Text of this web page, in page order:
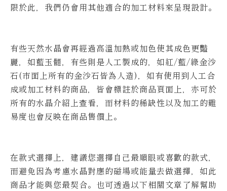
限於此，我們仍會用其他適合的加工材料來呈現設計。
有些天然水晶會再經過高溫加熱或加色使其成色更豔
麗，如藍玉髓，有些則是人工製成的，如紅/藍/綠金沙
石(市面上所有的金沙石皆為人造)，如有使用到人工合
成或加工材料的商品，皆會標註於商品頁面上，亦可於
所有的水晶介紹上查看，而材料的稀缺性以及加工的難
易度也會反映在商品售價上。
在款式選擇上，建議您選擇自己最順眼或喜歡的款式，
而避免因為考慮水晶對應的磁場或能量去做選擇，如此
商品才能與您最契合。也可透過以下相關文章了解幫助